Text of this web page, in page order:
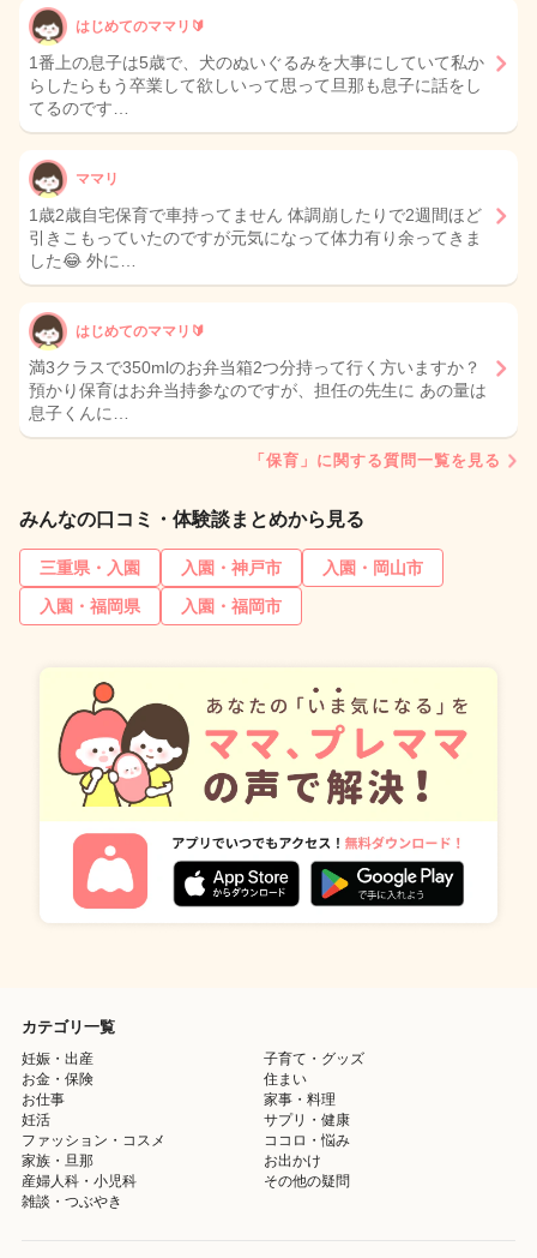
はじめてのママリ🔰
1番上の息子は5歳で、犬のぬいぐるみを大事にしていて私か
らしたらもう卒業して欲しいって思って旦那も息子に話をし
てるのです…
ママリ
1歳2歳自宅保育で車持ってません 体調崩したりで2週間ほど
引きこもっていたのですが元気になって体力有り余ってきま
した😂 外に…
はじめてのママリ🔰
満3クラスで350mlのお弁当箱2つ分持って行く方いますか？
預かり保育はお弁当持参なのですが、担任の先生に あの量は
息子くんに…
「保育」に関する質問一覧を見る
みんなの口コミ・体験談まとめから見る
三重県・入園 入園・神戸市
入園・岡山市
入園・福岡県
入園・福岡市
カテゴリ一覧
妊娠・出産
子育て・グッズ
お金・保険
住まい
お仕事
家事・料理
妊活
サプリ・健康
ファッション・コスメ
ココロ・悩み
家族・旦那
お出かけ
産婦人科・小児科
その他の疑問
雑談・つぶやき